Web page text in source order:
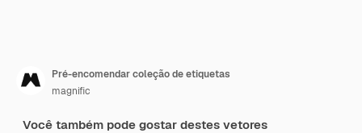
Pré-encomendar coleção de etiquetas
magnific
Você também pode gostar destes vetores